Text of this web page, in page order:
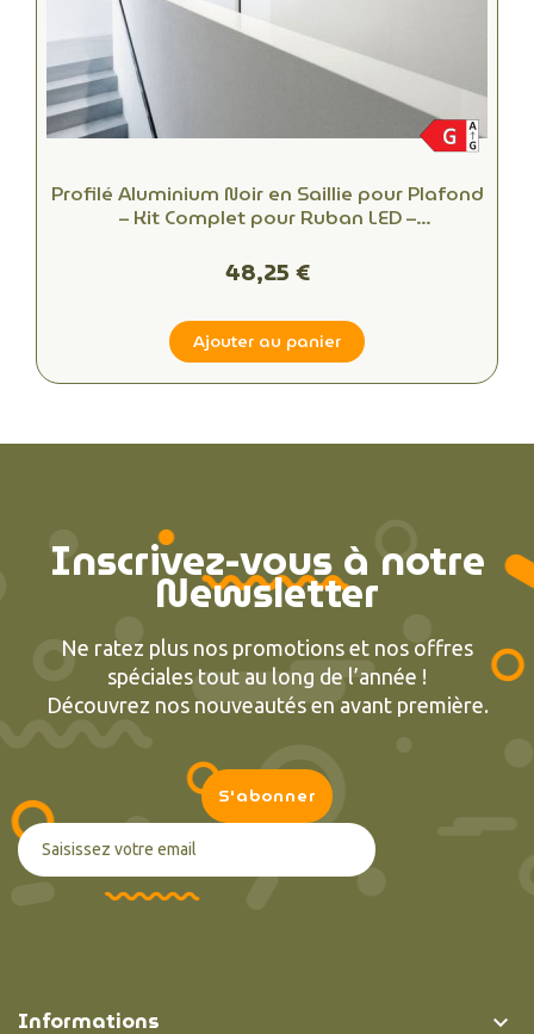
Profilé Aluminium Noir en Saillie pour Plafond
– Kit Complet pour Ruban LED –
48,25 €
Ajouter au panier
Inscrivez-vous à notre
Newsletter
Ne ratez plus nos promotions et nos offres
spéciales tout au long de l’année !
Découvrez nos nouveautés en avant première.
Informations 